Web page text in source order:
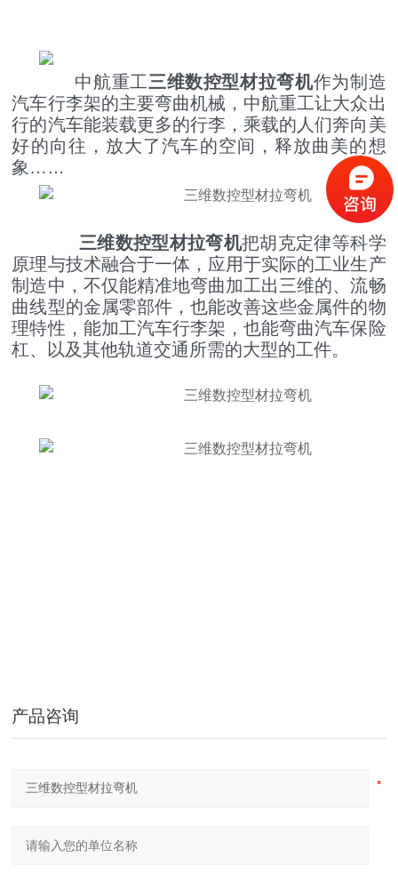
大型卷板机厂家供应 四辊液压卷板设备
中航重工三维数控型材拉弯机作为制造
汽车行李架的主要弯曲机械，中航重工让大众出
行的汽车能装载更多的行李，乘载的人们奔向美
好的向往，放大了汽车的空间，释放曲美的想
象……
三维数控型材拉弯机把胡克定律等科学
原理与技术融合于一体，应用于实际的工业生产
制造中，不仅能精准地弯曲加工出三维的、流畅
曲线型的金属零部件，也能改善这些金属件的物
理特性，能加工汽车行李架，也能弯曲汽车保险
杠、以及其他轨道交通所需的大型的工件。
产品咨询